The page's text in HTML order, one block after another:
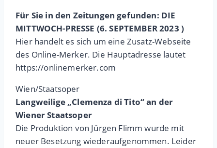
Für Sie in den Zeitungen gefunden: DIE
MITTWOCH-PRESSE (6. SEPTEMBER 2023 )
Hier handelt es sich um eine Zusatz-Webseite
des Online-Merker. Die Hauptadresse lautet
https://onlinemerker.com
Wien/Staatsoper
Langweilige „Clemenza di Tito“ an der
Wiener Staatsoper
Die Produktion von Jürgen Flimm wurde mit
neuer Besetzung wiederaufgenommen. Leider